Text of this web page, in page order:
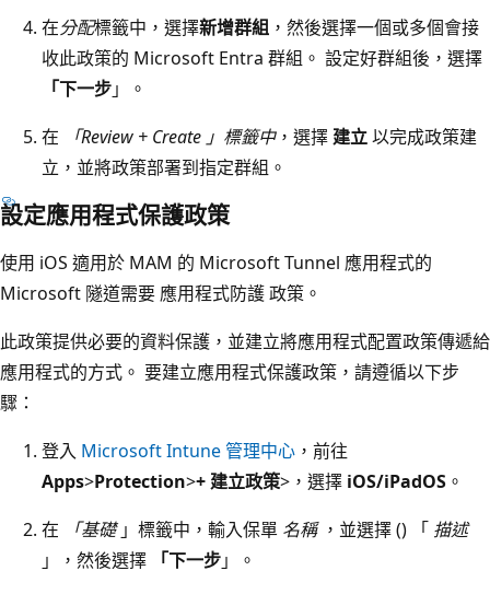
在分配標籤中，選擇新增群組 ，然後選擇一個或多個會接
收此政策的 Microsoft Entra 群組。 設定好群組後，選擇
「下一步」。
在
「Review + Create 」標籤中，選擇建立以完成政策建
立，並將政策部署到指定群組。
設定應用程式保護政策
使用 iOS 適用於 MAM 的 Microsoft Tunnel 應用程式的
Microsoft 隧道需要 應用程式防護 政策。
此政策提供必要的資料保護，並建立將應用程式配置政策傳遞給
應用程式的方式。 要建立應用程式保護政策，請遵循以下步
驟：
登入 Microsoft Intune 管理中心 ，前往
Apps>Protection>+ 建立政策>，選擇 iOS/iPadOS 。
在
「基礎」標籤中，輸入保單 名稱，並選擇 () 「 描述
」，然後選擇
「下一步」。